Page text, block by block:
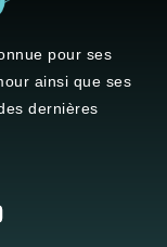
ainsi que ses
dernières